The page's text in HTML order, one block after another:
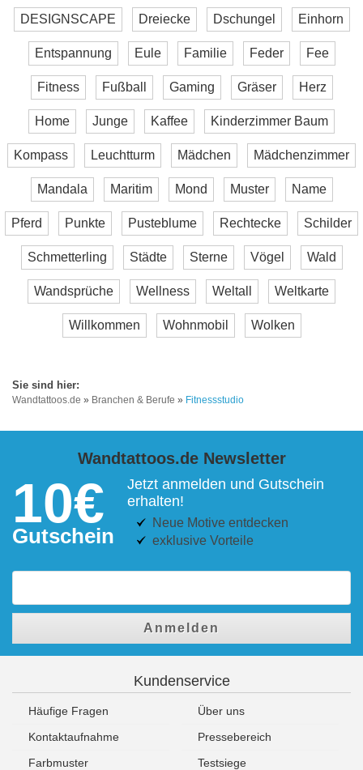
DESIGNSCAPE Dreiecke Dschungel Einhorn
Entspannung Eule Familie Feder Fee
Fitness Fußball Gaming Gräser Herz
Home Junge Kaffee Kinderzimmer Baum
Kompass Leuchtturm Mädchen Mädchenzimmer
Mandala Maritim Mond Muster Name
Pferd Punkte Pusteblume Rechtecke Schilder
Schmetterling Städte Sterne Vögel Wald
Wandsprüche Wellness Weltall Weltkarte
Willkommen Wohnmobil Wolken
Wandtattoos.de » Branchen & Berufe » Fitnessstudio
Wandtattoos.de Newsletter
10€
Gutschein
Jetzt anmelden und Gutschein
erhalten!
Neue Motive entdecken
exklusive Vorteile
Anmelden
Kundenservice
Häufige Fragen
Über uns
Kontaktaufnahme
Pressebereich
Farbmuster
Testsiege